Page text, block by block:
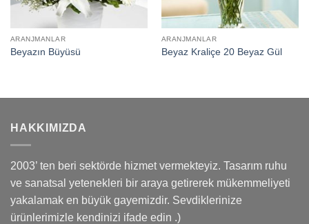
ARANJMANLAR
Beyazın Büyüsü
ARANJMANLAR
Beyaz Kraliçe 20 Beyaz Gül
HAKKIMIZDA
2003’ ten beri sektörde hizmet vermekteyiz. Tasarım ruhu
ve sanatsal yetenekleri bir araya getirerek mükemmeliyeti
yakalamak en büyük gayemizdir. Sevdiklerinize
ürünlerimizle kendinizi ifade edin .)